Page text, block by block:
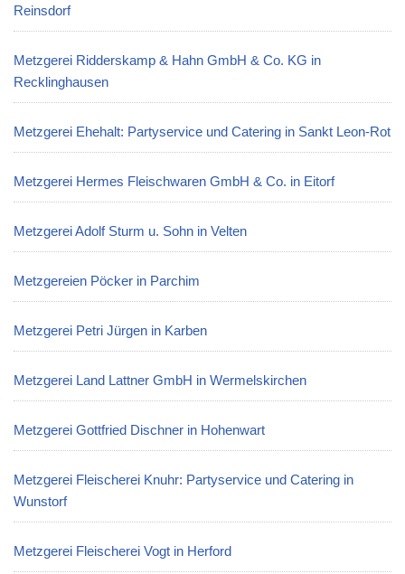
Reinsdorf
Metzgerei Ridderskamp & Hahn GmbH & Co. KG in
Recklinghausen
Metzgerei Ehehalt: Partyservice und Catering in Sankt Leon-Rot
Metzgerei Hermes Fleischwaren GmbH & Co. in Eitorf
Metzgerei Adolf Sturm u. Sohn in Velten
Metzgereien Pöcker in Parchim
Metzgerei Petri Jürgen in Karben
Metzgerei Land Lattner GmbH in Wermelskirchen
Metzgerei Gottfried Dischner in Hohenwart
Metzgerei Fleischerei Knuhr: Partyservice und Catering in
Wunstorf
Metzgerei Fleischerei Vogt in Herford